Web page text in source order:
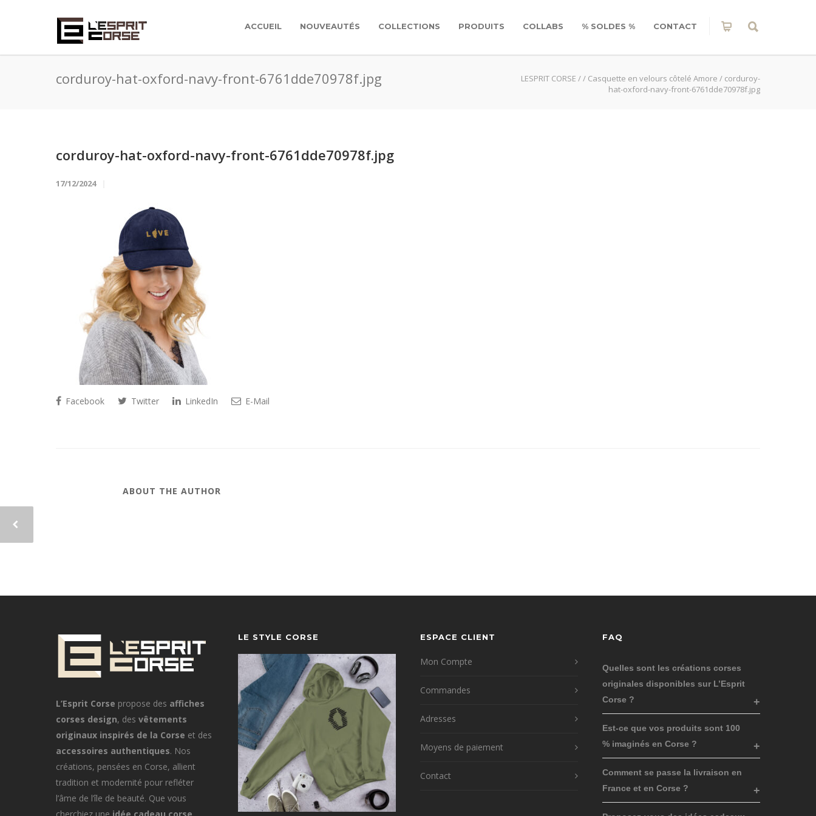
ACCUEIL NOUVEAUTÉS COLLECTIONS PRODUITS COLLABS % SOLDES % CONTACT
corduroy-hat-oxford-navy-front-6761dde70978f.jpg LESPRIT CORSE // Casquette en velours côtelé Amore / corduroy-
hat-oxford-navy-front-6761dde70978f.jpg
corduroy-hat-oxford-navy-front-6761dde70978f.jpg
17/12/2024
Facebook Twitter LinkedIn E-Mail
ABOUT THE AUTHOR
L’Esprit Corse propose des affiches
corses design, des vêtements
originaux inspirés de la Corse et des
accessoires authentiques. Nos
créations, pensées en Corse, allient
tradition et modernité pour refléter
l’âme de l’île de beauté. Que vous
LE STYLE CORSE ESPACE CLIENT
Mon Compte
Commandes
Adresses
Moyens de paiement
Contact
FAQ
Quelles sont les créations corses
originales disponibles sur L’Esprit
Corse ?
Est-ce que vos produits sont 100
% imaginés en Corse ?
Comment se passe la livraison en
France et en Corse ?